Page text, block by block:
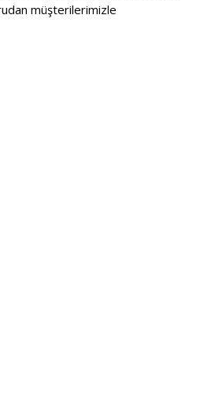
müşterilerimizle